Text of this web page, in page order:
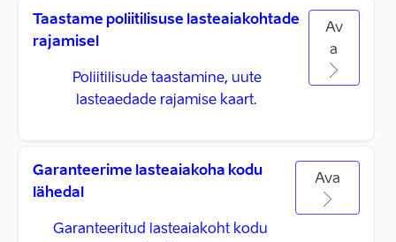
Taastame poliitilisuse lasteaiakohtade
rajamisel
Poliitilisude taastamine, uute
lasteaedade rajamise kaart.
Av
a
Garanteerime lasteaiakoha kodu
lähedal
Garanteeritud lasteaiakoht kodu
Ava